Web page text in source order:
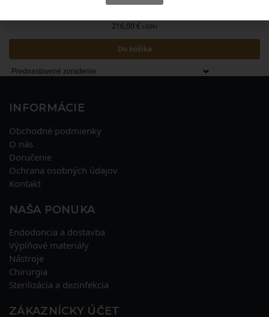
216,00 € s DPH
Do košíka
INFORMÁCIE
Obchodné podmienky
O nás
Doručenie
Ochrana osobných údajov
Kontakt
NAŠA PONUKA
Endodoncia a dostavba
Výplňové materiály
Nástroje
Chirurgia
Sterilizácia a dezinfekcia
ZÁKAZNÍCKY ÚČET